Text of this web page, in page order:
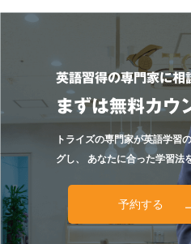
英語習得の専門家に相
まずは無料カウ
トライズの専門家が英語学習
グし、
あなたに合った学習法
予約する